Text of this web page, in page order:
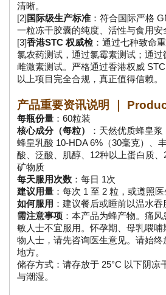
清晰。
[2] 国际级生产标准 ：符合国际严格
一粒冻干胶囊的纯度、活性与食用安
[3]香港STC 权威检 ：通过七种致命
氯农药测试，通过氯霉素测试；通
雌激素测试。严格通过香港权威
以上项目完全合规，真正值得信赖。
产品重要资讯说明 ｜
每瓶份量 ：60粒装
核心成分（每粒）
：天然优质蜂皇
蜂皇乳酸 10-HDA 6%（30毫克）、
酸、泛酸、肌醇、12种以上蛋白质
矿物质
每天服用次数 ：每日 1次
建议用量 ：每次 1 至 2 粒，或遵照
如何服用 ：建议餐后或睡前以温水吞
需注意事项 ：本产品为蜂产物。痛
敏人士不宜服用。怀孕期、母乳喂
物人士，请先咨询医生意见。请始
地方。
储存方式：请存放于 25°C 以下阴凉
与潮湿。